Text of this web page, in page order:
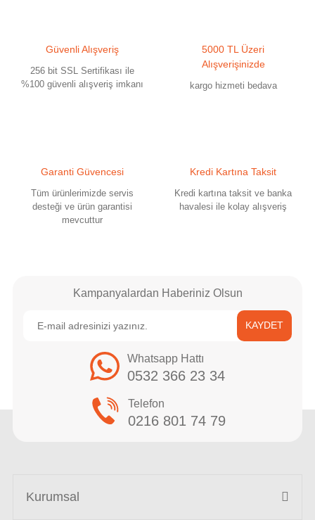
Güvenli Alışveriş
256 bit SSL Sertifikası ile
%100 güvenli alışveriş imkanı
5000 TL Üzeri
Alışverişinizde
kargo hizmeti bedava
Garanti Güvencesi
Tüm ürünlerimizde servis
desteği ve ürün garantisi
mevcuttur
Kredi Kartına Taksit
Kredi kartına taksit ve banka
havalesi ile kolay alışveriş
Kampanyalardan Haberiniz Olsun
KAYDET
Whatsapp Hattı
0532 366 23 34
Telefon
0216 801 74 79
Kurumsal